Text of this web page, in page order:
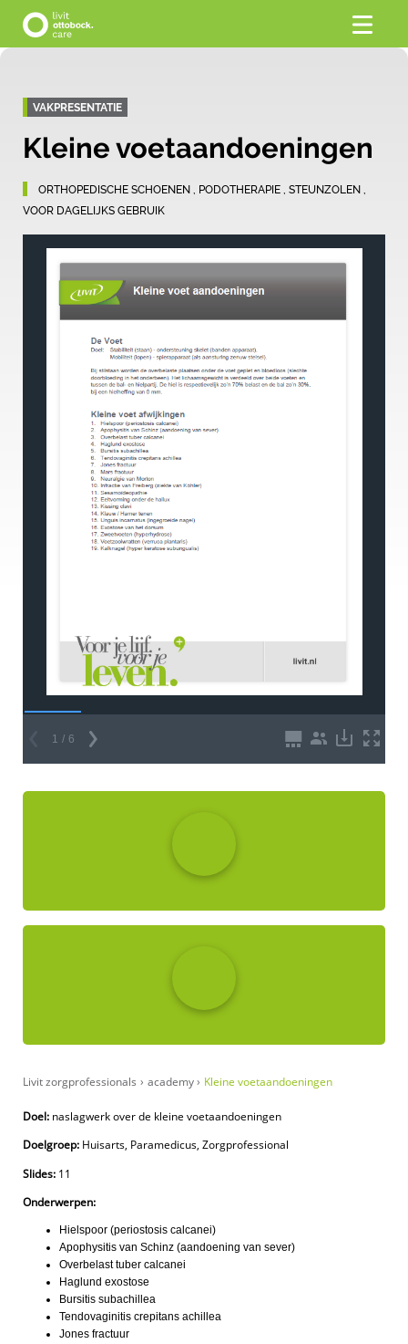
VAKPRESENTATIE
Kleine voetaandoeningen
ORTHOPEDISCHE SCHOENEN PODOTHERAPIE STEUNZOLEN
VOOR DAGELIJKS GEBRUIK
Livit zorgprofessionals › academy › Kleine voetaandoeningen
Doel: naslagwerk over de kleine voetaandoeningen
Doelgroep: Huisarts, Paramedicus, Zorgprofessional
Slides: 11
Onderwerpen:
Hielspoor (periostosis calcanei)
Apophysitis van Schinz (aandoening van sever)
Overbelast tuber calcanei
Haglund exostose
Bursitis subachillea
Tendovaginitis crepitans achillea
Jones fractuur